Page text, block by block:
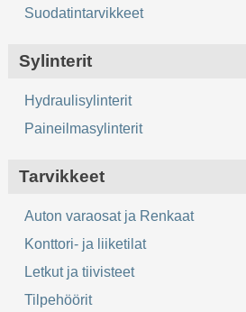
Suodatintarvikkeet
Sylinterit
Hydraulisylinterit
Paineilmasylinterit
Tarvikkeet
Auton varaosat ja Renkaat
Konttori- ja liiketilat
Letkut ja tiivisteet
Tilpehöörit